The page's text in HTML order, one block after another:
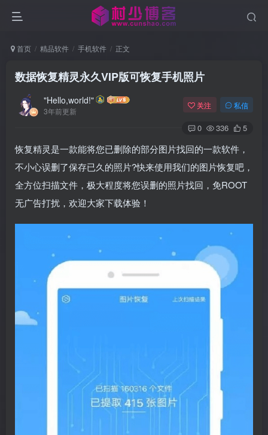
首页 精品软件 手机软件 正文
数据恢复精灵永久VIP版可恢复手机照片
"Hello,world!"
3年前更新
关注 私信
0 336 5
恢复精灵是一款能将您已删除的部分图片找回的一款软件，
不小心误删了保存已久的照片?快来使用我们的图片恢复吧，
全方位扫描文件，极大程度将您误删的照片找回，免ROOT
无广告打扰，欢迎大家下载体验！